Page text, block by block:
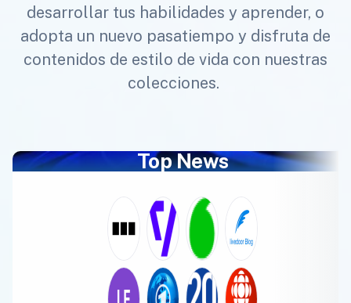
desarrollar tus habilidades y aprender, o
adopta un nuevo pasatiempo y disfruta de
contenidos de estilo de vida con nuestras
colecciones.
Top News